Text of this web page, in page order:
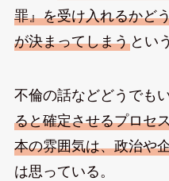
罪』を受け入れるかど
が決まってしまうとい
不倫の話などどうでもい
ると確定させるプロセ
本の雰囲気は、政治や
は思っている。